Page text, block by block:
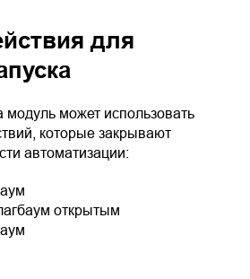
для
модуль может использовать
которые закрывают
автоматизации:
открытым